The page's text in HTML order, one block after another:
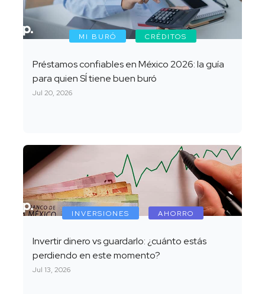
MI BURÓ CRÉDITOS
Préstamos confiables en México 2026: la guía
para quien SÍ tiene buen buró
Jul 20, 2026
INVERSIONES AHORRO
Invertir dinero vs guardarlo: ¿cuánto estás
perdiendo en este momento?
Jul 13, 2026